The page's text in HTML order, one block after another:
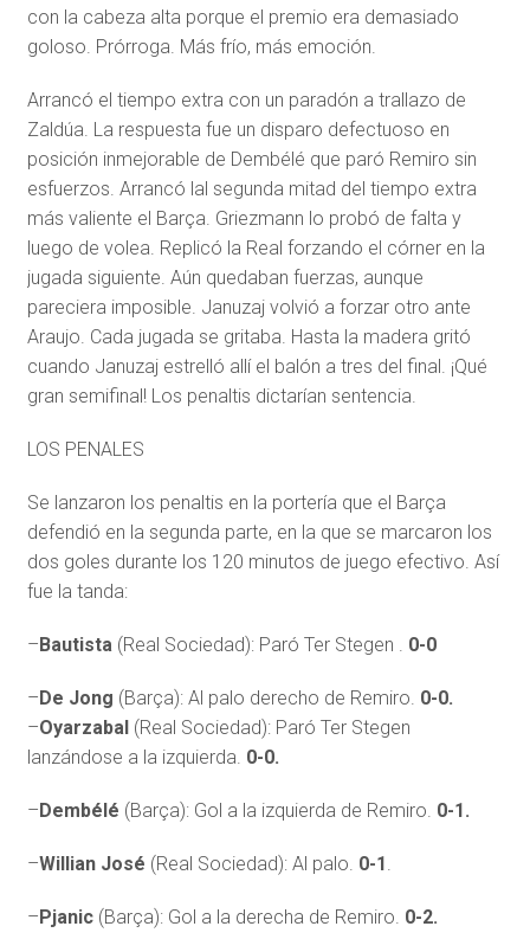
con la cabeza alta porque el premio era demasiado
goloso. Prórroga. Más frío, más emoción.
Arrancó el tiempo extra con un paradón a trallazo de
Zaldúa. La respuesta fue un disparo defectuoso en
posición inmejorable de Dembélé que paró Remiro sin
esfuerzos. Arrancó lal segunda mitad del tiempo extra
más valiente el Barça. Griezmann lo probó de falta y
luego de volea. Replicó la Real forzando el córner en la
jugada siguiente. Aún quedaban fuerzas, aunque
pareciera imposible. Januzaj volvió a forzar otro ante
Araujo. Cada jugada se gritaba. Hasta la madera gritó
cuando Januzaj estrelló allí el balón a tres del final. ¡Qué
gran semifinal! Los penaltis dictarían sentencia.
LOS PENALES
Se lanzaron los penaltis en la portería que el Barça
defendió en la segunda parte, en la que se marcaron los
dos goles durante los 120 minutos de juego efectivo. Así
fue la tanda:
–Bautista (Real Sociedad): Paró Ter Stegen . 0-0
–De Jong (Barça): Al palo derecho de Remiro. 0-0.
–Oyarzabal (Real Sociedad): Paró Ter Stegen
lanzándose a la izquierda. 0-0.
–Dembélé (Barça): Gol a la izquierda de Remiro. 0-1.
–Willian José (Real Sociedad): Al palo. 0-1
–Pjanic(Barça): Gol a la derecha de Remiro. 0-2.